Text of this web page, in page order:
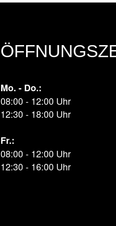
Mo. - Do.:
08:00 - 12:00 Uhr
12:30 - 18:00 Uhr
Fr.:
08:00 - 12:00 Uhr
12:30 - 16:00 Uhr